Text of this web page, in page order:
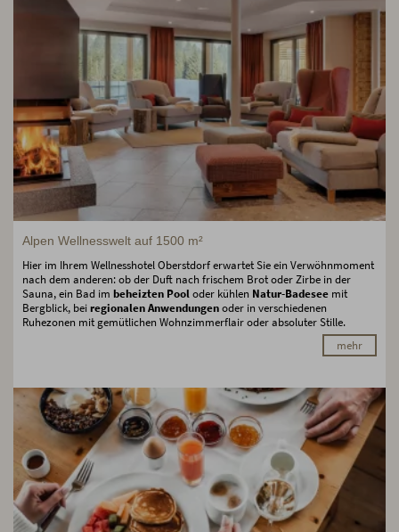
Alpen Wellnesswelt auf 1500 m²
Hier im Ihrem Wellnesshotel Oberstdorf erwartet Sie ein Verwöhnmoment
nach dem anderen: ob der Duft nach frischem Brot oder Zirbe in der
Sauna, ein Bad im beheizten Pooloder kühlen Natur-Badesee mit
Bergblick, beiregionalen Anwendungenoder in verschiedenen
Ruhezonen mit gemütlichen Wohnzimmerflair oder absoluter Stille.
mehr